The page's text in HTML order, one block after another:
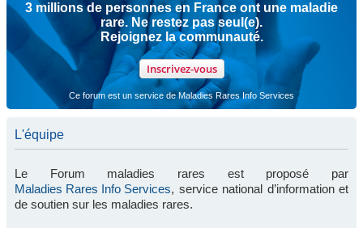
3 millions de personnes en France ont une maladie
rare. Ne restez pas seul(e).
Rejoignez la communauté.
Inscrivez-vous
Ce forum est un service de Maladies Rares Info Services
L'équipe
Le Forum maladies rares est proposé par
Maladies Rares Info Services, service national d’information et
de soutien sur les maladies rares.